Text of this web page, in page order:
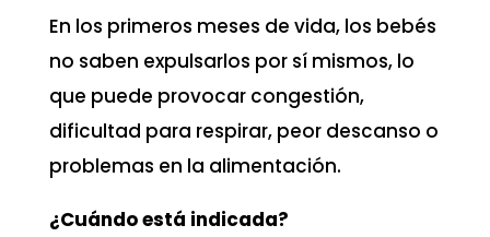
En los primeros meses de vida, los bebés
no saben expulsarlos por sí mismos, lo
que puede provocar congestión,
dificultad para respirar, peor descanso o
problemas en la alimentación.
¿Cuándo está indicada?